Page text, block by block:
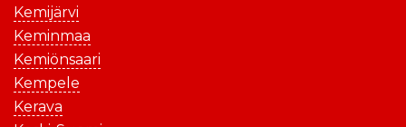
Kemijärvi
Keminmaa
Kemiönsaari
Kempele
Kerava